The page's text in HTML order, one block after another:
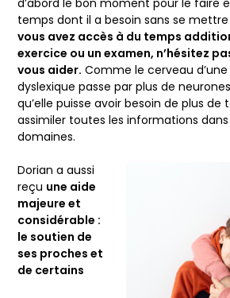
d’abord le bon moment pour le faire
temps dont il a besoin sans se mettre
vous avez accès à du temps
exercice ou un examen, n’hésitez
vous aider. Comme le cerveau
dyslexique passe par plus de
qu’elle puisse avoir besoin de plus de
assimiler toutes les informations
domaines.
Dorian a aussi
reçu une aide
majeure et
considérable :
le soutien de
ses proches et
de certains